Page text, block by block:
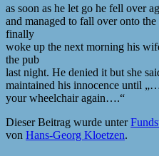
as soon as he let go he fell over
and managed to fall over onto
finally
woke up the next morning his
the pub
last night. He denied it but she
maintained his innocence until
your wheelchair again….“
Dieser Beitrag wurde unter
von Hans-Georg Kloetzen.